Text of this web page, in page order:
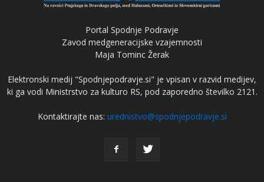
Portal Spodnje Podravje
Zavod medgeneracijske vzajemnosti
Maja Tominc Žerak
Elektronski medij "Spodnjepodravje.si" je vpisan v razvid medijev,
ki ga vodi Ministrstvo za kulturo RS, pod zaporedno številko 2121.
Kontaktirajte nas: urednistvo@spodnjepodravje.si